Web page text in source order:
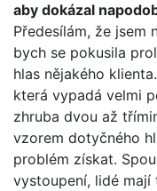
aby dokázal
Předesílám, že jsem
bych se pokusila
hlas nějakého
která vypadá velmi
zhruba dvou až
vzorem dotyčného
problém získat.
vystoupení, lidé mají